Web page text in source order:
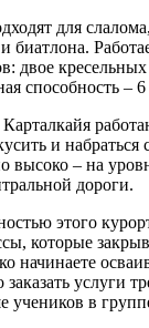
для
биатлона.
двое кресельных
способность – 6
и
высоко – на
дороги.
этого
которые
начинаете
услуги
учеников в